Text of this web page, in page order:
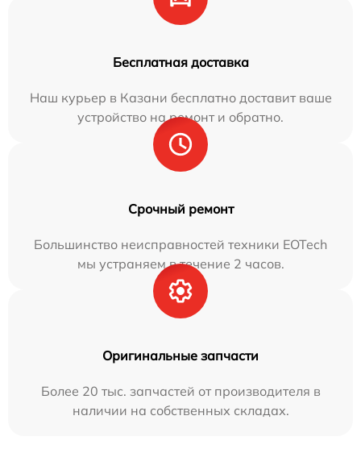
Бесплатная доставка
Наш курьер в Казани бесплатно доставит ваше
устройство на ремонт и обратно.
Срочный ремонт
Большинство неисправностей техники EOTech
мы устраняем в течение 2 часов.
Оригинальные запчасти
Более 20 тыс. запчастей от производителя в
наличии на собственных складах.